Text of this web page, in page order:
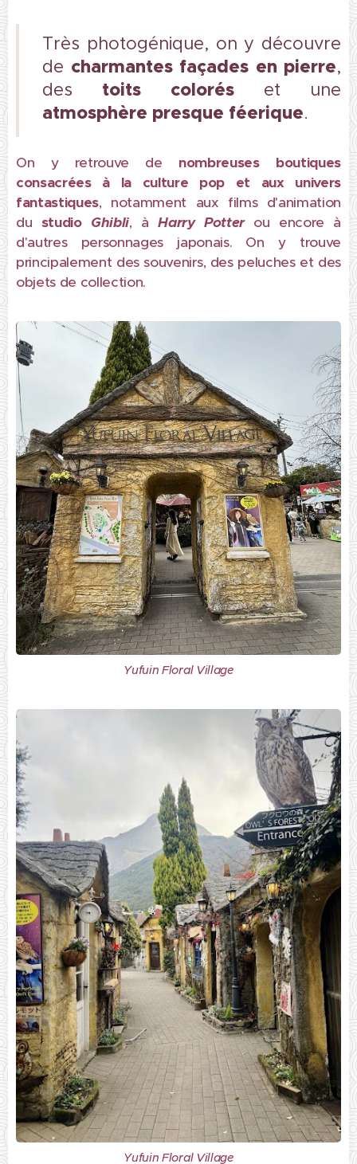
Très photogénique, on y découvre
de charmantes façades en pierre,
des toits colorés et une
atmosphère presque féerique.
On y retrouve de nombreuses boutiques
consacrées à la culture pop et aux univers
fantastiques, notamment aux films d'animation
du studio Ghibli, àHarry Potterou encore à
d'autres personnages japonais. On y trouve
principalement des souvenirs, des peluches et des
objets de collection.
Yufuin Floral Village
Yufuin Floral Village